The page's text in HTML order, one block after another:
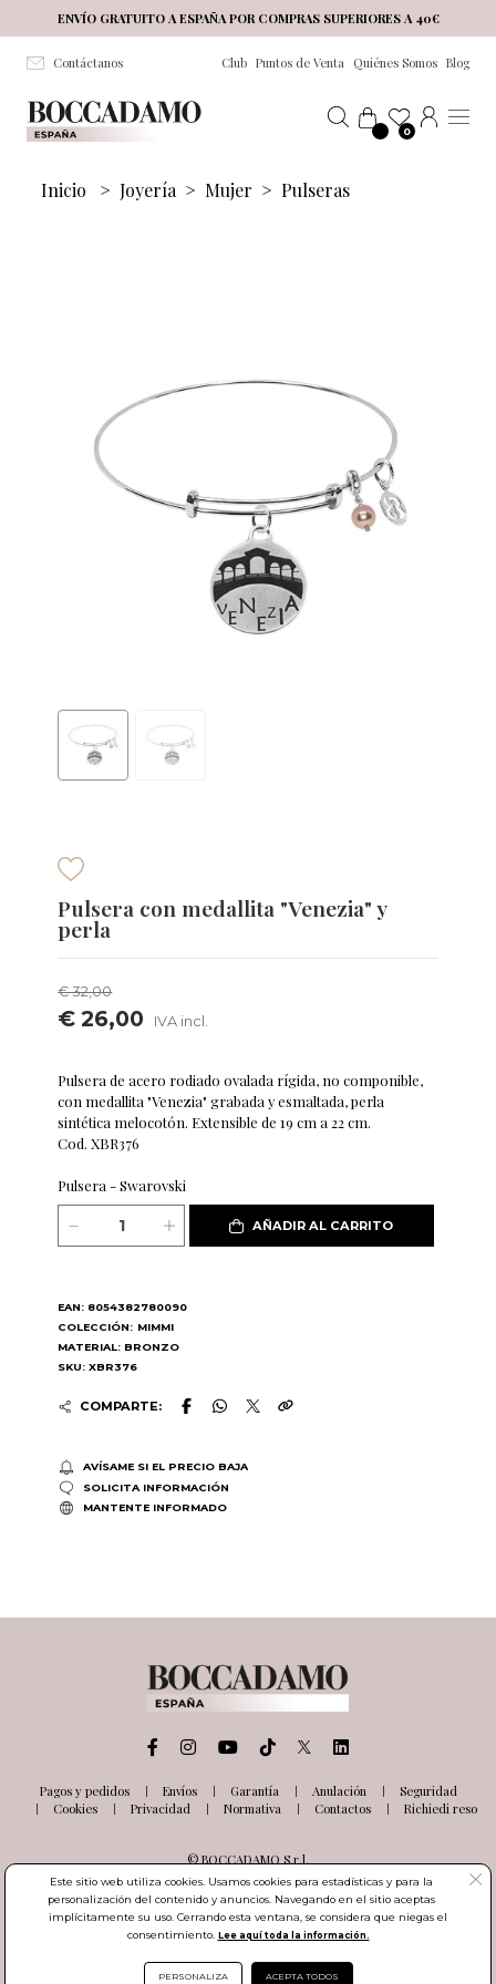
Salta al contenuto principale
ENVÍO GRATUITO A ESPAÑA POR COMPRAS SUPERIORES A 40€
Contáctanos Club Puntos de Venta Quiénes Somos Blog
0
Inicio > Joyería > Mujer > Pulseras
Pulsera con medallita "Venezia" y
perla
€ 32,00
€ 26,00 IVA incl.
Pulsera de acero rodiado ovalada rígida, no componible,
con medallita "Venezia" grabada y esmaltada, perla
sintética melocotón. Extensible de 19 cm a 22 cm.
Cod. XBR376
Pulsera - Swarovski
AÑADIR AL CARRITO
EAN: 8054382780090
COLECCIÓN: MIMMI
MATERIAL: BRONZO
SKU: XBR376
COMPARTE:
AVÍSAME SI EL PRECIO BAJA
SOLICITA INFORMACIÓN
MANTENTE INFORMADO
Pagos y pedidos Envíos Garantía Anulación
Seguridad
Cookies
Privacidad Normativa Contactos Richiedi reso
© BOCCADAMO S.r.l.
Via delle Industrie, 26
03100 Frosinone (FR) Italia
Número de IVA IT01985000601
Este sitio web utiliza cookies. Usamos cookies para estadísticas y para la
personalización del contenido y anuncios. Navegando en el sitio aceptas
implícitamente su uso. Cerrando esta ventana, se considera que niegas el
consentimiento. Lee aquí toda la información.
PERSONALIZA ACEPTA TODOS